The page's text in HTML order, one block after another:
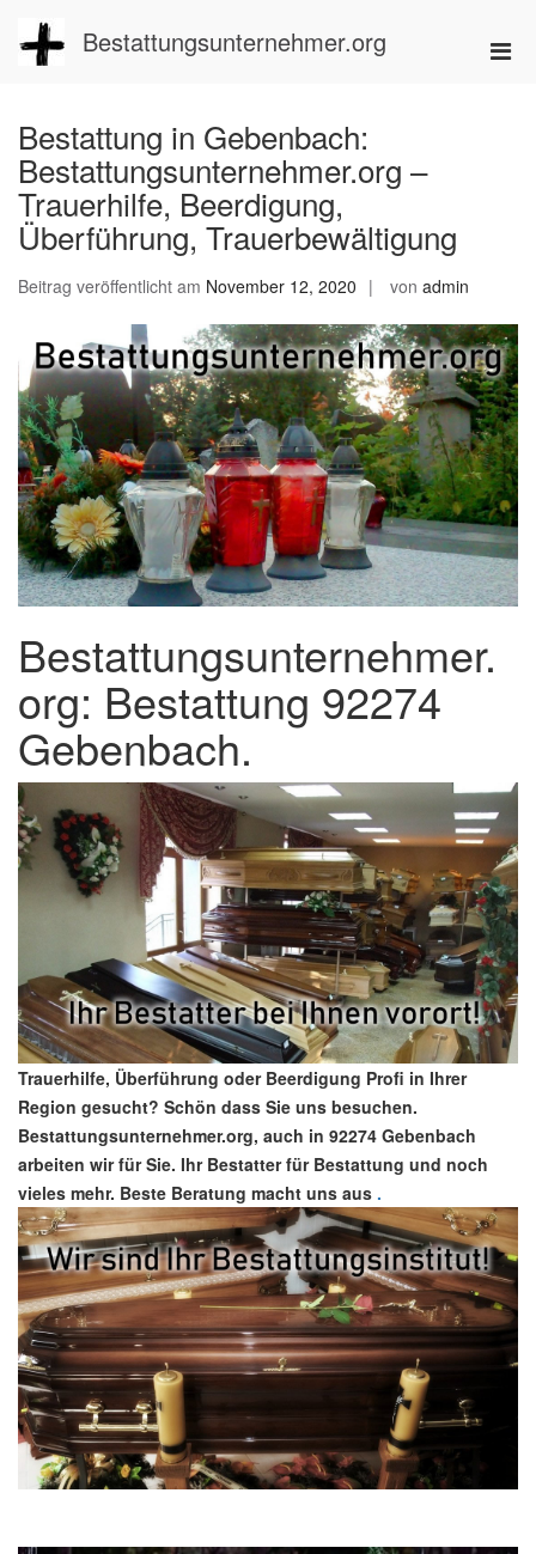
Inhalt
springen
Bestattungsunternehmer.org
Bestattung in Gebenbach:
Bestattungsunternehmer.org –
Trauerhilfe, Beerdigung,
Überführung, Trauerbewältigung
Beitrag veröffentlicht am November 12, 2020 von admin
Bestattungsunternehmer.
org: Bestattung 92274
Gebenbach.
Trauerhilfe, Überführung oder Beerdigung Profi in Ihrer
Region gesucht? Schön dass Sie uns besuchen.
Bestattungsunternehmer.org, auch in 92274 Gebenbach
arbeiten wir für Sie. Ihr Bestatter für Bestattung und noch
vieles mehr. Beste Beratung macht uns aus .